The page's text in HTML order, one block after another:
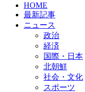
HOME
最新記事
ニュース
政治
経済
国際・日本
北朝鮮
社会・文化
スポーツ